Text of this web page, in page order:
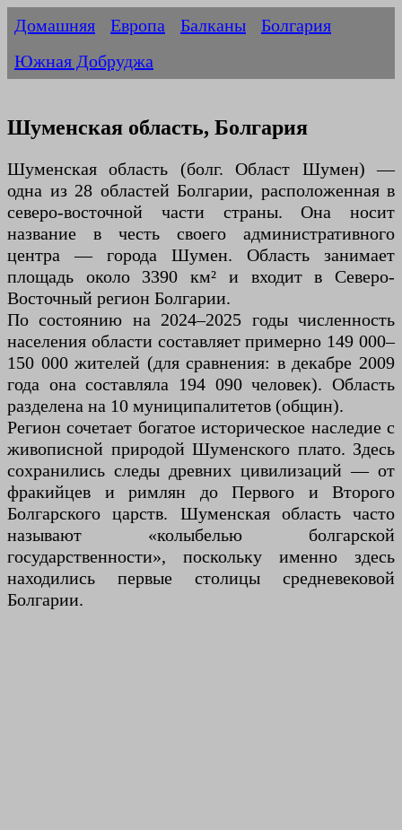
Домашняя Европа Балканы
Болгария
Южная Добруджа
Шуменская область, Болгария
Шуменская область (болг. Област Шумен) —
одна из 28 областей Болгарии, расположенная в
северо-восточной части страны. Она носит
название в честь своего административного
центра — города Шумен. Область занимает
площадь около 3390 км² и входит в Северо-
Восточный регион Болгарии.
По состоянию на 2024–2025 годы численность
населения области составляет примерно 149 000–
150 000 жителей (для сравнения: в декабре 2009
года она составляла 194 090 человек). Область
разделена на 10 муниципалитетов (общин).
Регион сочетает богатое историческое наследие с
живописной природой Шуменского плато. Здесь
сохранились следы древних цивилизаций — от
фракийцев и римлян до Первого и Второго
Болгарского царств. Шуменская область часто
называют «колыбелью болгарской
государственности», поскольку именно здесь
находились первые столицы средневековой
Болгарии.